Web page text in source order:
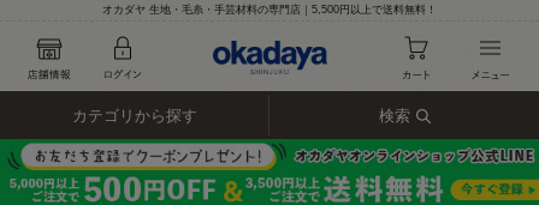
オカダヤ 生地・毛糸・手芸材料の専門店｜5,500円以上で送料無料！
カテゴリから探す 検索